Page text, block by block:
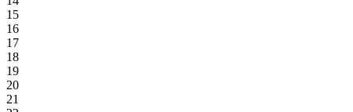
15
16
17
18
19
20
21